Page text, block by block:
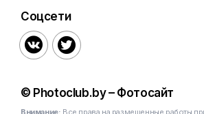
Соцсети
 
© Photoclub.by – Фотосайт